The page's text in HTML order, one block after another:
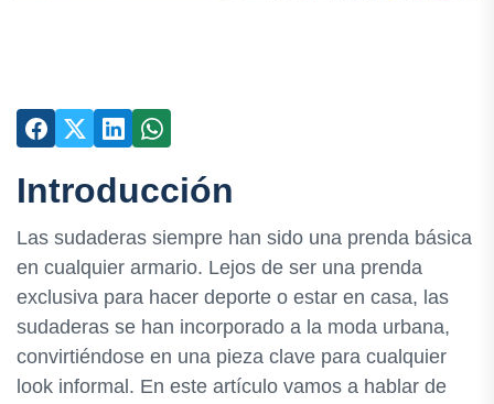
Introducción
Las sudaderas siempre han sido una prenda básica
en cualquier armario. Lejos de ser una prenda
exclusiva para hacer deporte o estar en casa, las
sudaderas se han incorporado a la moda urbana,
convirtiéndose en una pieza clave para cualquier
look informal. En este artículo vamos a hablar de